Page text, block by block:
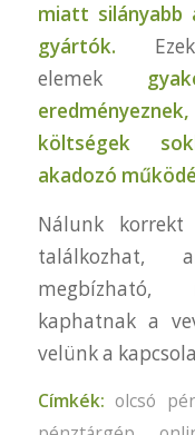
miatt silányabb
gyártók.
elemek
költségek
akadozó
Nálunk korrekt
találkozhat,
megbízható,
kaphatnak a
velünk a
Címkék: olcsó